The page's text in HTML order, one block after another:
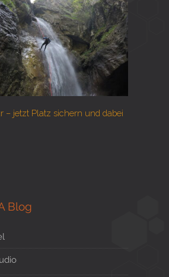
– jetzt Platz sichern und dabei
Blog